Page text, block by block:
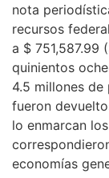
nota
recursos
a $ 751,587.99
quinientos
4.5 millones de
fueron
lo enmarcan
economías